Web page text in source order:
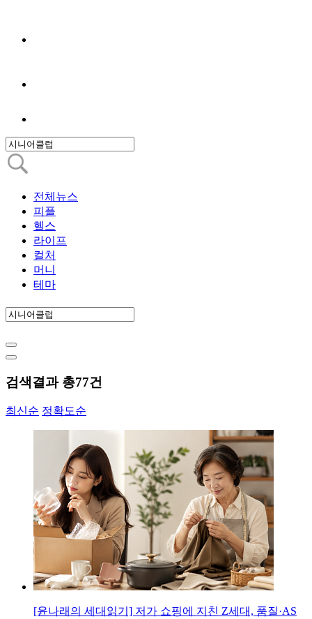
전체뉴스
피플
헬스
라이프
컬처
머니
테마
검색결과 총77건
최신순 정확도순
[윤나래의 세대읽기] 저가 쇼핑에 지친 Z세대, 품질·AS